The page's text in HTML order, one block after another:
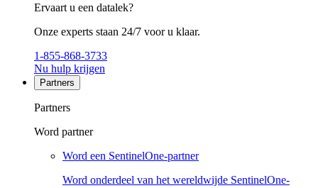
Ervaart u een datalek?
Onze experts staan 24/7 voor u klaar.
1-855-868-3733
Nu hulp krijgen
Partners
Partners
Word partner
Word een SentinelOne-partner
Word onderdeel van het wereldwijde SentinelOne-